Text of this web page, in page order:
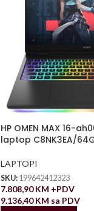
HP OMEN MAX 16-
laptop C8NK3EA/
LAPTOPI
SKU: 199642412323
7.808,90KM +PDV
9.136,40KM sa PDV